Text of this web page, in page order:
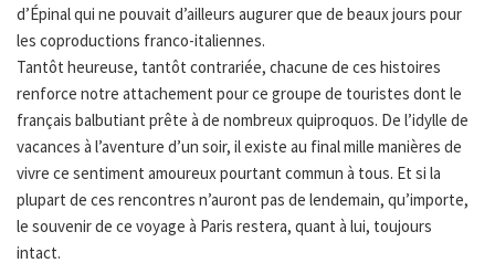
d’Épinal qui ne pouvait d’ailleurs augurer que de beaux jours pour
les coproductions franco-italiennes.
Tantôt heureuse, tantôt contrariée, chacune de ces histoires
renforce notre attachement pour ce groupe de touristes dont le
français balbutiant prête à de nombreux quiproquos. De l’idylle de
vacances à l’aventure d’un soir, il existe au final mille manières de
vivre ce sentiment amoureux pourtant commun à tous. Et si la
plupart de ces rencontres n’auront pas de lendemain, qu’importe,
le souvenir de ce voyage à Paris restera, quant à lui, toujours
intact.